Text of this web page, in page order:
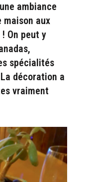
ambiance
maison aux
On peut y
spécialités
décoration a
vraiment